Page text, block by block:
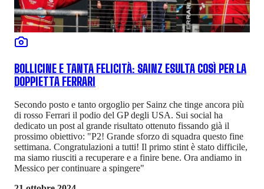
BOLLICINE E TANTA FELICITÀ: SAINZ ESULTA COSÌ PER LA
DOPPIETTA FERRARI
Secondo posto e tanto orgoglio per Sainz che tinge ancora più
di rosso Ferrari il podio del GP degli USA. Sui social ha
dedicato un post al grande risultato ottenuto fissando già il
prossimo obiettivo: "P2! Grande sforzo di squadra questo fine
settimana. Congratulazioni a tutti! Il primo stint è stato difficile,
ma siamo riusciti a recuperare e a finire bene. Ora andiamo in
Messico per continuare a spingere"